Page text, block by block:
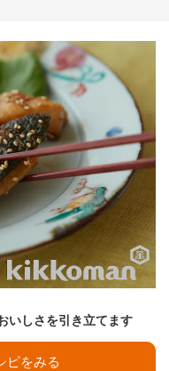
いしさを引き立てます
ピをみる